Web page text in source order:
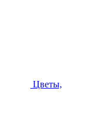
Цветы,